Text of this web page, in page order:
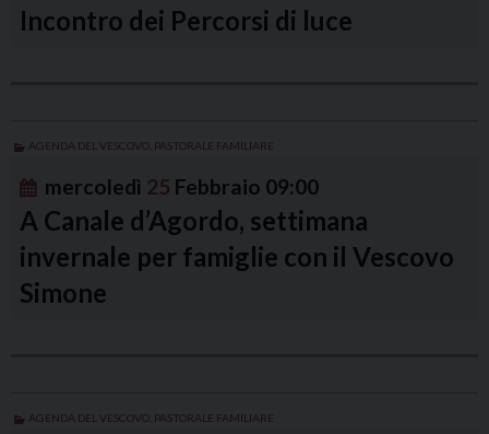
Incontro dei Percorsi di luce
AGENDA DEL VESCOVO PASTORALE FAMILIARE
mercoledì 25 Febbraio 09:00
A Canale d’Agordo, settimana
invernale per famiglie con il Vescovo
Simone
AGENDA DEL VESCOVO PASTORALE FAMILIARE